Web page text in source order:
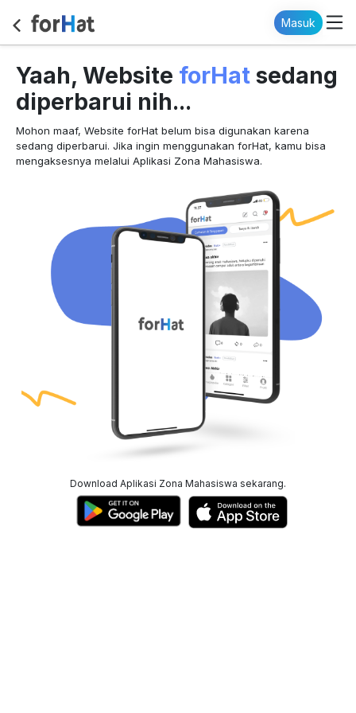
Masuk
Yaah, Website forHat sedang
diperbarui nih...
Mohon maaf, Website forHat belum bisa digunakan karena
sedang diperbarui. Jika ingin menggunakan forHat, kamu bisa
mengaksesnya melalui Aplikasi Zona Mahasiswa.
Download Aplikasi Zona Mahasiswa sekarang.